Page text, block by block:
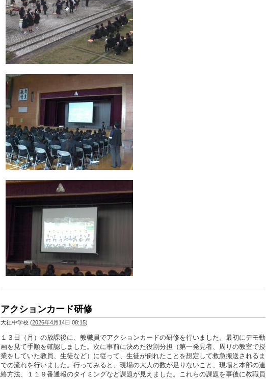
アクションカード研修
大社中学校 (2026年4月14日 08:15)
１３日（月）の放課後に、教職員でアクションカードの研修を行いました。最初にデモ動
画を見て手順を確認しました。次に事前に決めた役割分担（第一発見者、周りの教室で授
業をしていた教員、生徒など）に従って、生徒が倒れたことを想定して救急搬送されるま
での流れを行いました。行ってみると、現場の大人の数が足りないこと、現場と本部の連
絡方法、１１９番通報のタイミングなど課題が見えました。これらの課題を事後に教職員